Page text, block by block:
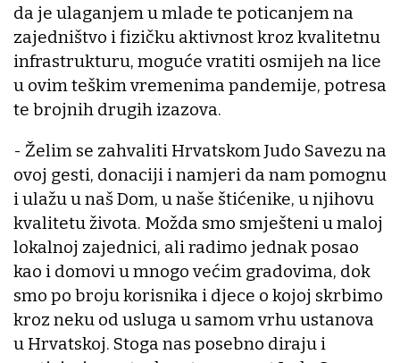
da je ulaganjem u mlade te poticanjem na
zajedništvo i fizičku aktivnost kroz kvalitetnu
infrastrukturu, moguće vratiti osmijeh na lice
u ovim teškim vremenima pandemije, potresa
te brojnih drugih izazova.
- Želim se zahvaliti Hrvatskom Judo Savezu na
ovoj gesti, donaciji i namjeri da nam pomognu
i ulažu u naš Dom, u naše štićenike, u njihovu
kvalitetu života. Možda smo smješteni u maloj
lokalnoj zajednici, ali radimo jednak posao
kao i domovi u mnogo većim gradovima, dok
smo po broju korisnika i djece o kojoj skrbimo
kroz neku od usluga u samom vrhu ustanova
u Hrvatskoj. Stoga nas posebno diraju i